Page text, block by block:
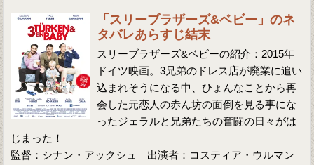
「スリーブラザーズ&ベビー」のネ
タバレあらすじ結末
スリーブラザーズ&ベビーの紹介：2015年
ドイツ映画。3兄弟のドレス店が廃業に追い
込まれそうになる中、ひょんなことから再
会した元恋人の赤ん坊の面倒を見る事にな
ったジェラルと兄弟たちの奮闘の日々がは
じまった！
監督：シナン・アックシュ 出演者：コスティア・ウルマン